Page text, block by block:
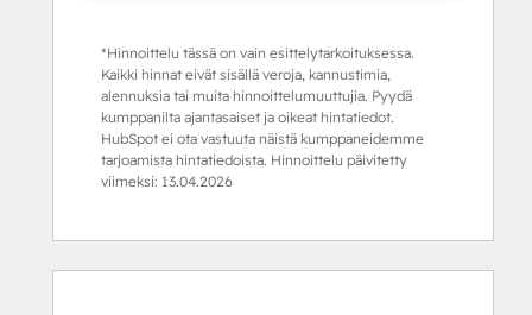
*Hinnoittelu tässä on vain esittelytarkoituksessa.
Kaikki hinnat eivät sisällä veroja, kannustimia,
alennuksia tai muita hinnoittelumuuttujia. Pyydä
kumppanilta ajantasaiset ja oikeat hintatiedot.
HubSpot ei ota vastuuta näistä kumppaneidemme
tarjoamista hintatiedoista. Hinnoittelu päivitetty
viimeksi: 13.04.2026